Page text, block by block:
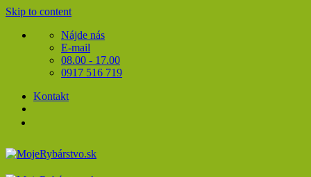
Skip to content
Nájde nás
E-mail
08.00 - 17.00
0917 516 719
Kontakt